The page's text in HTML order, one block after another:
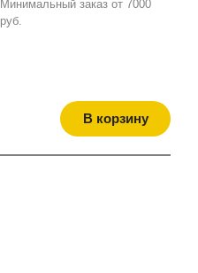
Минимальный заказ от 7000
руб.
В корзину